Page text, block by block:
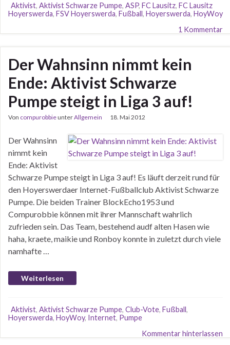
Aktivist, Aktivist Schwarze Pumpe, ASP, FC Lausitz, FC Lausitz
Hoyerswerda, FSV Hoyerswerda, Fußball, Hoyerswerda, HoyWoy
1 Kommentar
Der Wahnsinn nimmt kein
Ende: Aktivist Schwarze
Pumpe steigt in Liga 3 auf!
Von compurobbieunterAllgemein 18. Mai 2012
Der Wahnsinn
nimmt kein
Ende: Aktivist
Schwarze Pumpe steigt in Liga 3 auf! Es läuft derzeit rund für
den Hoyerswerdaer Internet-Fußballclub Aktivist Schwarze
Pumpe. Die beiden Trainer BlockEcho1953 und
Compurobbie können mit ihrer Mannschaft wahrlich
zufrieden sein. Das Team, bestehend audf alten Hasen wie
haha, kraete, maikie und Ronboy konnte in zuletzt durch viele
namhafte …
Weiterlesen
Aktivist, Aktivist Schwarze Pumpe, Club-Vote, Fußball,
Hoyerswerda, HoyWoy, Internet, Pumpe
Kommentar hinterlassen